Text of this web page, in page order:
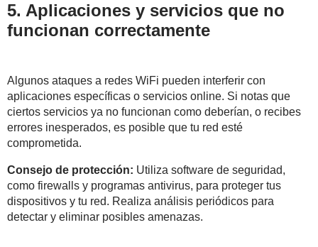
5. Aplicaciones y servicios que no
funcionan correctamente
Algunos ataques a redes WiFi pueden interferir con
aplicaciones específicas o servicios online. Si notas que
ciertos servicios ya no funcionan como deberían, o recibes
errores inesperados, es posible que tu red esté
comprometida.
Consejo de protección: Utiliza software de seguridad,
como firewalls y programas antivirus, para proteger tus
dispositivos y tu red. Realiza análisis periódicos para
detectar y eliminar posibles amenazas.